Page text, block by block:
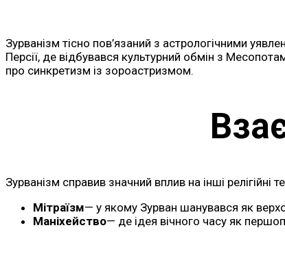
Зурванізм тісно пов’язаний з астрологічними
Персії, де відбувався культурний обмін з
про синкретизм із зороастризмом.
Зурванізм справив значний вплив на інші релігійні
Мітраїзм— у якому Зурван шанувався як
Маніхейство— де ідея вічного часу як